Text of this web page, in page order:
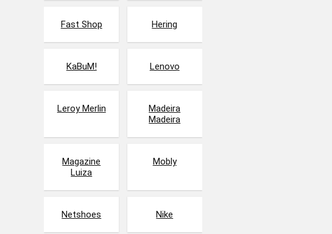
Fast Shop Hering
KaBuM! Lenovo
Leroy Merlin
Madeira
Madeira
Magazine
Luiza
Mobly
Netshoes Nike